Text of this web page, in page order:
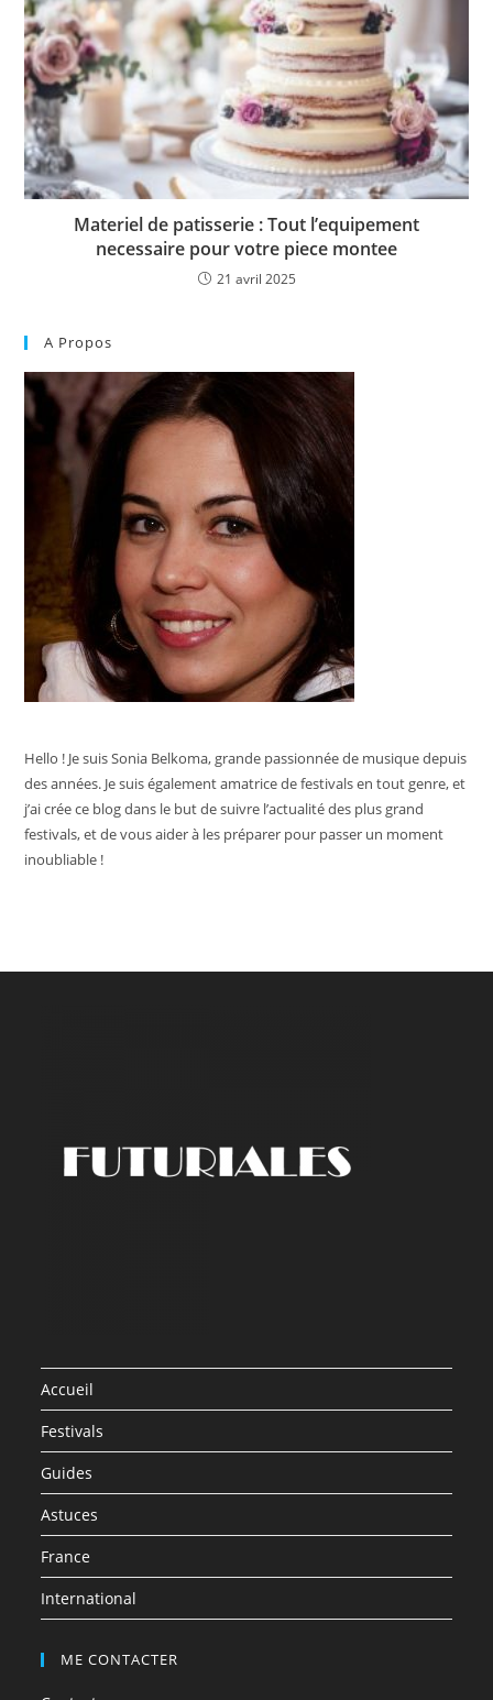
Materiel de patisserie : Tout l’equipement
necessaire pour votre piece montee
21 avril 2025
A Propos
Hello ! Je suis Sonia Belkoma, grande passionnée de musique depuis
des années. Je suis également amatrice de festivals en tout genre, et
j’ai crée ce blog dans le but de suivre l’actualité des plus grand
festivals, et de vous aider à les préparer pour passer un moment
inoubliable !
Accueil
Festivals
Guides
Astuces
France
International
ME CONTACTER